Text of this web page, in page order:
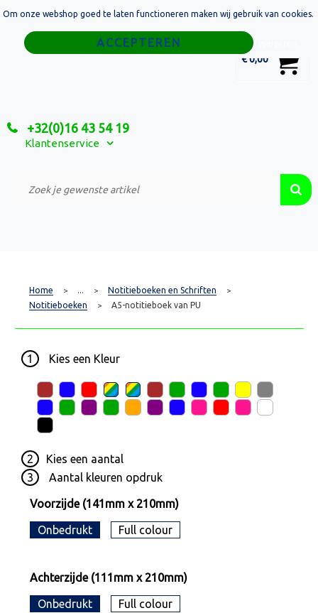
€ 0,00
+32(0)16 43 54 19
Klantenservice
Home
Relatiegeschenken
Custom Made Projecten
Home > ... > Notitieboeken en Schriften >
Notitieboeken > A5-notitieboek van PU
1 Kies een Kleur
2 Kies een aantal
3
Aantal kleuren opdruk
Voorzijde (141mm x 210mm)
Onbedrukt Full colour
Achterzijde (111mm x 210mm)
Onbedrukt Full colour
Om onze webshop goed te laten functioneren maken wij gebruik van cookies.